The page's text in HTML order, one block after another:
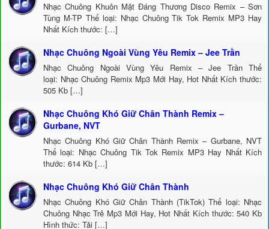
Nhạc Chuông Khuôn Mặt Đáng Thương Disco Remix – Sơn
Tùng M-TP Thể loại: Nhạc Chuông Tik Tok Remix MP3 Hay
Nhất Kích thước: […]
Nhạc Chuông Ngoài Vùng Yêu Remix – Jee Trần
Nhạc Chuông Ngoài Vùng Yêu Remix – Jee Trần Thể
loại: Nhạc Chuông Remix Mp3 Mới Hay, Hot Nhất Kích thước:
505 Kb […]
Nhạc Chuông Khó Giữ Chân Thành Remix –
Gurbane, NVT
Nhạc Chuông Khó Giữ Chân Thành Remix – Gurbane, NVT
Thể loại: Nhạc Chuông Tik Tok Remix MP3 Hay Nhất Kích
thước: 614 Kb […]
Nhạc Chuông Khó Giữ Chân Thành
Nhạc Chuông Khó Giữ Chân Thành (TikTok) Thể loại: Nhạc
Chuông Nhạc Trẻ Mp3 Mới Hay, Hot Nhất Kích thước: 540 Kb
Hình thức: Tải […]